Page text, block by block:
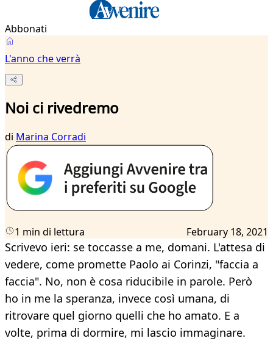
Abbonati
L'anno che verrà
Noi ci rivedremo
di Marina Corradi
1 min di lettura February 18, 2021
Scrivevo ieri: se toccasse a me, domani. L'attesa di
vedere, come promette Paolo ai Corinzi, "faccia a
faccia". No, non è cosa riducibile in parole. Però
ho in me la speranza, invece così umana, di
ritrovare quel giorno quelli che ho amato. E a
volte, prima di dormire, mi lascio immaginare.